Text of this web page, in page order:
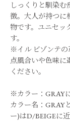
しっくりと馴染
徴。大人が持つに
物です。ユニセッ
す。
※イル ビゾンテの
点風合いや色味に
ください。
※カラー：GRAY
カラー名：GRAY
ー)はD/BEIGEに